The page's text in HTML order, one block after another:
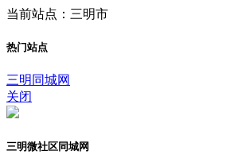
当前站点：三明市
热门站点
三明同城网
关闭
三明微社区同城网